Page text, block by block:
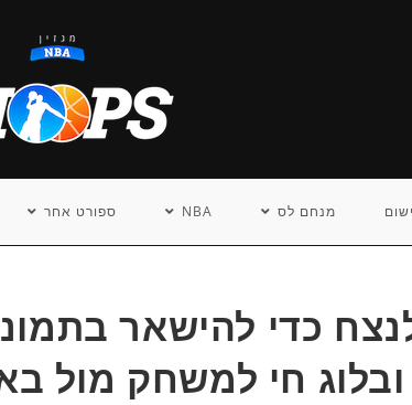
מנחם לס NBA ספורט אחר
כדי להישאר
ובלוג חי למשחק מול